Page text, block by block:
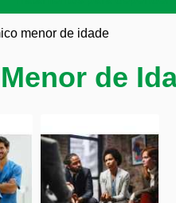
menor de idade
de